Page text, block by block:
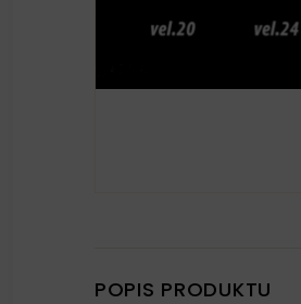
POPIS PRODUKTU